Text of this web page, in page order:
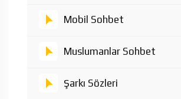
Mobil Sohbet
Muslumanlar Sohbet
Şarkı Sözleri